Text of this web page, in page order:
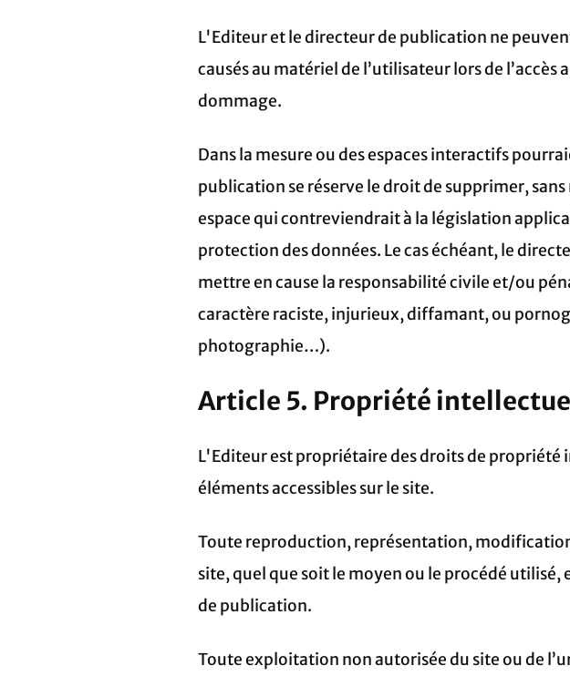
L'Editeur et le directeur de publication ne
causés au matériel de l’utilisateur lors de
dommage.
Dans la mesure ou des espaces interactifs
publication se réserve le droit de supprimer,
espace qui contreviendrait à la législation
protection des données. Le cas échéant, le
mettre en cause la responsabilité civile et/ou
caractère raciste, injurieux, diffamant, ou
photographie…).
Article 5. Propriété
L'Editeur est propriétaire des droits de propriété
éléments accessibles sur le site.
Toute reproduction, représentation,
site, quel que soit le moyen ou le procédé
de publication.
Toute exploitation non autorisée du site ou de